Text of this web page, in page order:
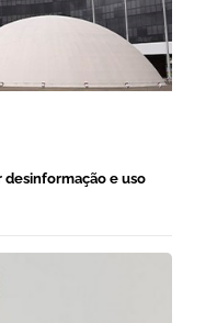
desinformação e uso